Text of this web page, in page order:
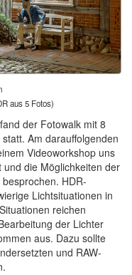
aus 5 Fotos)
der Fotowalk mit 8
Am darauffolgenden
Videoworkshop uns
die Möglichkeiten der
HDR-
Lichtsituationen in
reichen
der Lichter
aus. Dazu sollte
und RAW-